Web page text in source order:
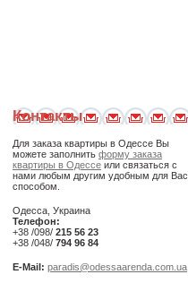
Контакты
Для заказа квартиры в Одессе Вы
можете заполнить форму заказа
квартиры в Одессе или связаться с
нами любым другим удобным для Вас
способом.
Одесса, Украина
Телефон:
+38 /098/ 215 56 23
+38 /048/ 794 96 84
E-Mail: paradis@odessaarenda.com.ua